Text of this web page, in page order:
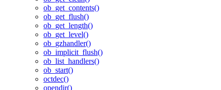
ob_get_contents()
ob_get_flush()
ob_get_length()
ob_get_level()
ob_gzhandler()
ob_implicit_flush()
ob_list_handlers()
ob_start()
octdec()
opendir()